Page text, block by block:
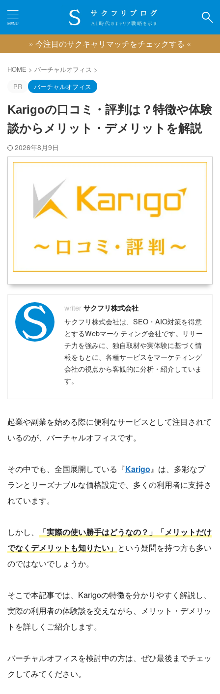
ピックアップ
IT業界に強い転職エージェント
広告業界に強い転職エージェント
ゲーム業界に強い転職エージェント
映像業界に強い転職エージェント
コンサル業界に強い転職エージェント
クリエイティブ職に強い転職エージェント
おすすめのキャリアコーチング
おすすめの退職代行サービス
おすすめのフリーランスエージェント
おすすめの副業エージェント
おすすめのクラウドソーシング
おすすめのWebデザインスクール
おすすめの動画編集スクール
おすすめのアフィリエイトスクール
おすすめのバーチャルオフィス
おすすめのファクタリング
おすすめの不動産クラウドファンディング
おすすめのソーシャルレンディング
おすすめの資産運用セミナー
おすすめの不動産投資セミナー
» 今注目のサクキャリマッチをチェックする «
HOME > バーチャルオフィス >
PR
バーチャルオフィス
Karigoの口コミ・評判は？特徴や体験
談からメリット・デメリットを解説
2026年8月9日
サクフリ株式会社
サクフリ株式会社は、SEO・AIO対策を得意
とするWebマーケティング会社です。リサー
チ力を強みに、独自取材や実体験に基づく情
報をもとに、各種サービスをマーケティング
会社の視点から客観的に分析・紹介していま
す。
起業や副業を始める際に便利なサービスとして注目されて
いるのが、バーチャルオフィスです。
その中でも、全国展開している『Karigo』は、多彩なプ
ランとリーズナブルな価格設定で、多くの利用者に支持さ
れています。
しかし、
「実際の使い勝手はどうなの？」「メリットだけ
でなくデメリットも知りたい」 という疑問を持つ方も多い
のではないでしょうか。
そこで本記事では、Karigoの特徴を分かりやすく解説し、
実際の利用者の体験談を交えながら、メリット・デメリッ
トを詳しくご紹介します。
バーチャルオフィスを検討中の方は、ぜひ最後までチェッ
クしてみてください。